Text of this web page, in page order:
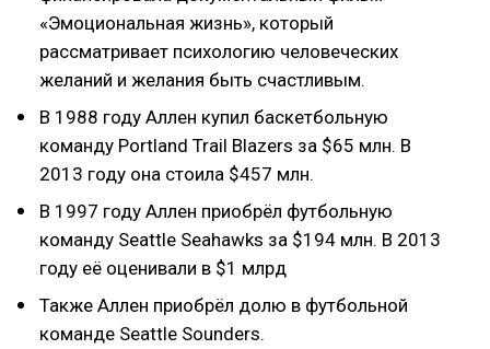
«Эмоциональная жизнь», который
рассматривает психологию человеческих
желаний и желания быть счастливым.
В 1988 году Аллен купил баскетбольную
команду Portland Trail Blazers за $65 млн. В
2013 году она стоила $457 млн.
В 1997 году Аллен приобрёл футбольную
команду Seattle Seahawks за $194 млн. В 2013
году её оценивали в $1 млрд
Также Аллен приобрёл долю в футбольной
команде Seattle Sounders.